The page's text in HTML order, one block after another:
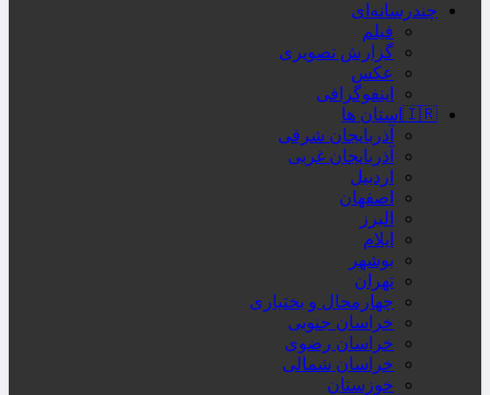
چندرسانه‌ای
فیلم
گزارش تصویری
عکس
اینفوگرافی
🇮🇷استان ها
آذربایجان شرقی
آذربایجان غربی
اردبیل
اصفهان
البرز
ایلام
بوشهر
تهران
چهارمحال و بختیاری
خراسان جنوبی
خراسان رضوی
خراسان شمالی
خوزستان